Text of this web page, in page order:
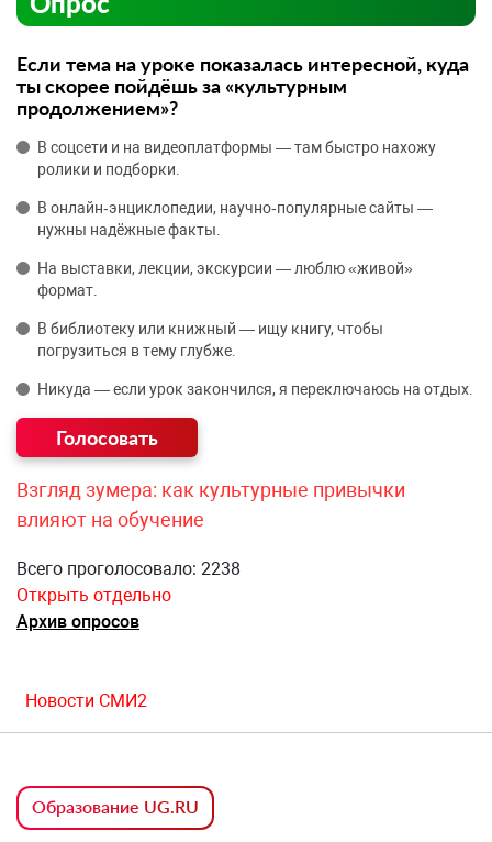
Если тема на уроке показалась интересной, куда
ты скорее пойдёшь за «культурным
продолжением»?
В соцсети и на видеоплатформы — там быстро нахожу
ролики и подборки.
В онлайн‑энциклопедии, научно‑популярные сайты —
нужны надёжные факты.
На выставки, лекции, экскурсии — люблю «живой»
формат.
В библиотеку или книжный — ищу книгу, чтобы
погрузиться в тему глубже.
Никуда — если урок закончился, я переключаюсь на отдых.
Взгляд зумера: как культурные привычки
влияют на обучение
Всего проголосовало: 2238
Открыть отдельно
Архив опросов
Новости СМИ2
Образование UG.RU